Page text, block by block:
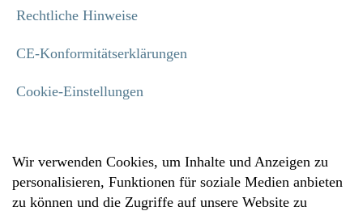
Rechtliche Hinweise
CE-Konformitätserklärungen
Cookie-Einstellungen
Wir verwenden Cookies, um Inhalte und Anzeigen zu
personalisieren, Funktionen für soziale Medien anbieten
zu können und die Zugriffe auf unsere Website zu